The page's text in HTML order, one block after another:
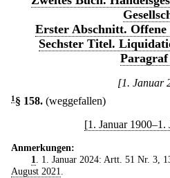
Erster Abschnitt. Offene
Sechster Titel.
Paragraf
[1. Januar
1 § 158. (weggefallen)
[1. Januar 1900–1.
Anmerkungen:
1
. 1. Januar 2024: Artt. 51 Nr. 3,
August 2021